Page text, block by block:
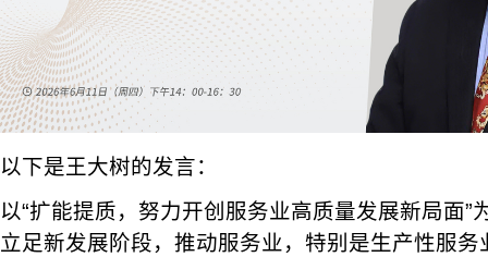
以下是王大树的发言：
以“扩能提质，努力开创服务业高质量发展新局面”
立足新发展阶段，推动服务业，特别是生产性服